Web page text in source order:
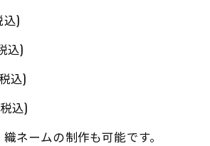
込)
込)
込)
込)
ネームの制作も可能です。